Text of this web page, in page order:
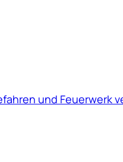
und Feuerwerk